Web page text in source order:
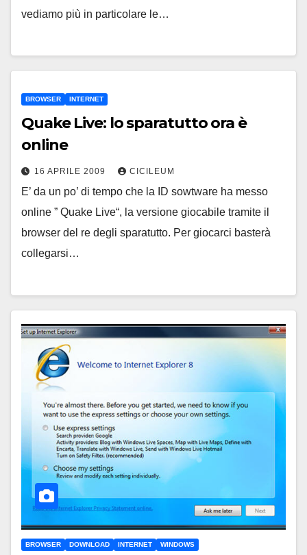
vediamo più in particolare le…
BROWSER INTERNET
Quake Live: lo sparatutto ora è
online
16 APRILE 2009 CICILEUM
E’ da un po’ di tempo che la ID sowtware ha messo
online ” Quake Live“, la versione giocabile tramite il
browser del re degli sparatutto. Per giocarci basterà
collegarsi…
BROWSER DOWNLOAD INTERNET WINDOWS